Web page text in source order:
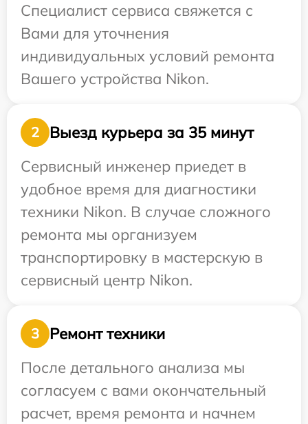
Специалист сервиса свяжется с
Вами для уточнения
индивидуальных условий ремонта
Вашего устройства Nikon.
2
Выезд курьера за 35 минут
Сервисный инженер приедет в
удобное время для диагностики
техники Nikon. В случае сложного
ремонта мы организуем
транспортировку в мастерскую в
сервисный центр Nikon.
3
Ремонт техники
После детального анализа мы
согласуем с вами окончательный
расчет, время ремонта и начнем